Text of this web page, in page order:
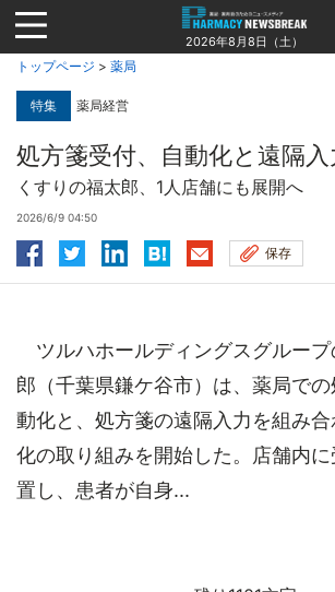
Jump
to
navigation
2026年8月8日（土）
トップページ > 薬局
特集 薬局経営
処方箋受付、自動化と遠隔
くすりの福太郎、1人店舗にも展開へ
2026/6/9 04:50
保存
ツルハホールディングスグループ
郎（千葉県鎌ケ谷市）は、薬局で
動化と、処方箋の遠隔入力を組み
化の取り組みを開始した。店舗内
置し、患者が自身...